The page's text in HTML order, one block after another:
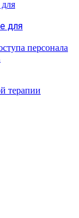
для
персонала
терапии